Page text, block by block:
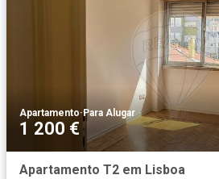
Apartamento·Para Alugar
1 200 €
Apartamento T2 em Lisboa